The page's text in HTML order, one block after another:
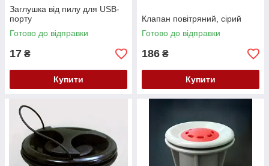
Заглушка від пилу для USB-
порту
Готово до відправки
17 ₴
Купити
Клапан повітряний, сірий
Готово до відправки
186 ₴
Купити